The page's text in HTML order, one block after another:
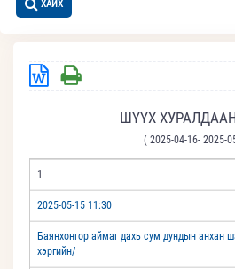
ХАЙХ
ШҮҮХ
( 2025-04-16- 2025-
1
2025-05-15 11:30
Баянхонгор аймаг дахь сум дундын анхан
хэргийн/